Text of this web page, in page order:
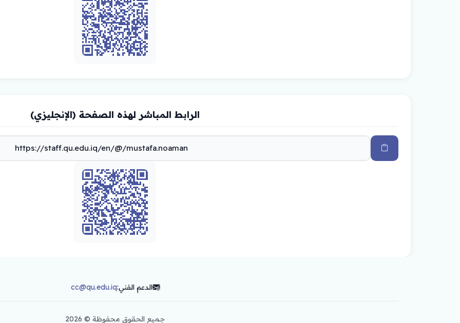
الرابط المباشر لهذه الصفحة (الإنجليزي)
الدعم الفني:cc@qu.edu.iq
جميع الحقوق محفوظة © 2026